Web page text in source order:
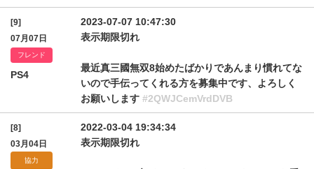
[9]
07月07日
フレンド
PS4
2023-07-07 10:47:30
表示期限切れ
最近真三國無双8始めたばかりであんまり慣れてな
いので手伝ってくれる方を募集中です、よろしく
お願いします #2QWJCemVrdDVB
[8]
03月04日
協力
2022-03-04 19:34:34
表示期限切れ